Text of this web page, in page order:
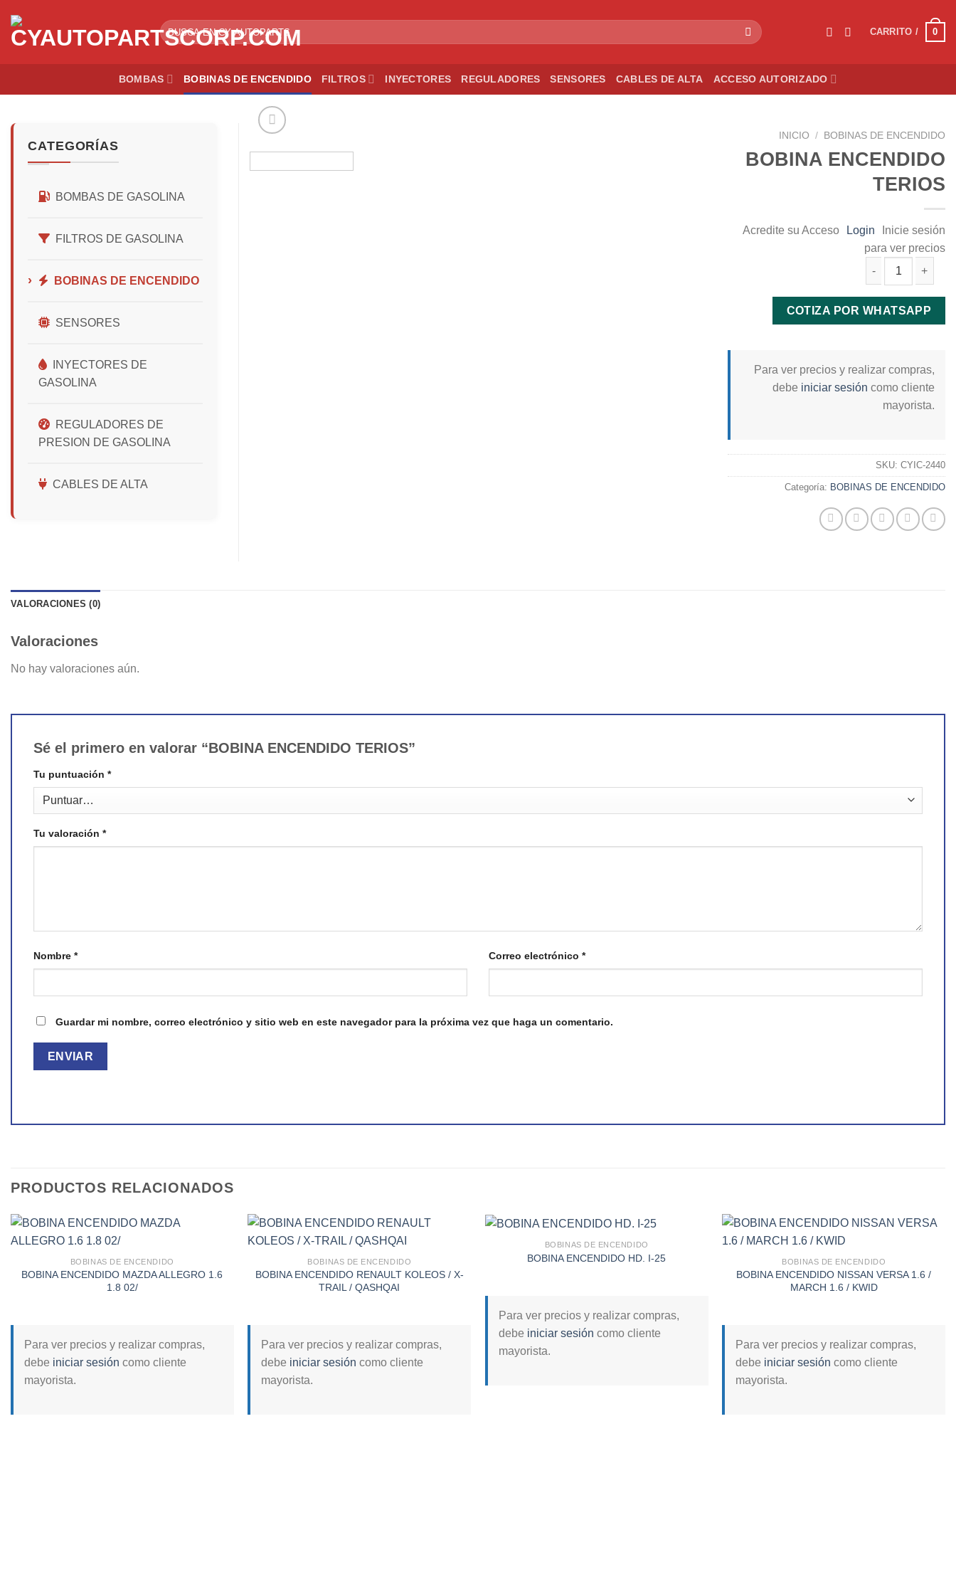
content
Buscar
por:
CARRITO / 0
BOMBAS BOBINAS DE ENCENDIDO FILTROS INYECTORES REGULADORES SENSORES CABLES DE ALTA ACCESO AUTORIZADO
INICIO / BOBINAS DE ENCENDIDO
BOBINA ENCENDIDO
TERIOS
Acredite su Acceso Login
Inicie sesión
para ver precios
COTIZA POR WHATSAPP
Para ver precios y realizar compras,
debe iniciar sesión como cliente
mayorista.
SKU: CYIC-2440
Categoría: BOBINAS DE ENCENDIDO
CATEGORÍAS
BOMBAS DE GASOLINA
FILTROS DE GASOLINA
BOBINAS DE ENCENDIDO
SENSORES
INYECTORES DE
GASOLINA
REGULADORES DE
PRESION DE GASOLINA
CABLES DE ALTA
VALORACIONES (0)
Valoraciones
No hay valoraciones aún.
Sé el primero en valorar “BOBINA ENCENDIDO TERIOS”
Tu puntuación *
Tu valoración *
Nombre * Correo electrónico *
Guardar mi nombre, correo electrónico y sitio web en este navegador para la próxima vez que haga un comentario.
PRODUCTOS RELACIONADOS
Add to wishlist
BOBINAS DE ENCENDIDO
BOBINA ENCENDIDO MAZDA ALLEGRO 1.6
1.8 02/
Para ver precios y realizar compras,
debe iniciar sesión como cliente
mayorista.
Add to wishlist
BOBINAS DE ENCENDIDO
BOBINA ENCENDIDO RENAULT KOLEOS / X-
TRAIL / QASHQAI
Para ver precios y realizar compras,
debe iniciar sesión como cliente
mayorista.
BOBINAS DE ENCENDIDO
BOBINA ENCENDIDO HD. I-25
Para ver precios y realizar compras,
debe iniciar sesión como cliente
mayorista.
Add to wishlist
BOBINAS DE ENCENDIDO
BOBINA ENCENDIDO NISSAN VERSA 1.6 /
MARCH 1.6 / KWID
Para ver precios y realizar compras,
debe iniciar sesión como cliente
mayorista.